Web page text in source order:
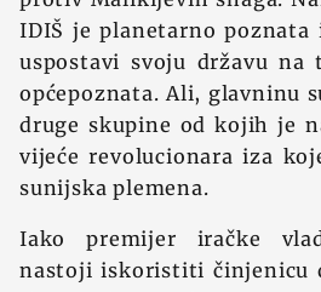
IDIŠ je planetarno poznata
uspostavi svoju državu
općepoznata. Ali, glavninu
druge skupine od kojih je
vijeće revolucionara iza
sunijska plemena.
Iako premijer iračke
nastoji iskoristiti činjenicu